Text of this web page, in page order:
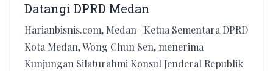
Datangi DPRD Medan
Harianbisnis.com, Medan- Ketua Sementara DPRD
Kota Medan, Wong Chun Sen, menerima
Kunjungan Silaturahmi Konsul Jenderal Republik